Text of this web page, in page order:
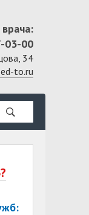
03-00
34
to.ru